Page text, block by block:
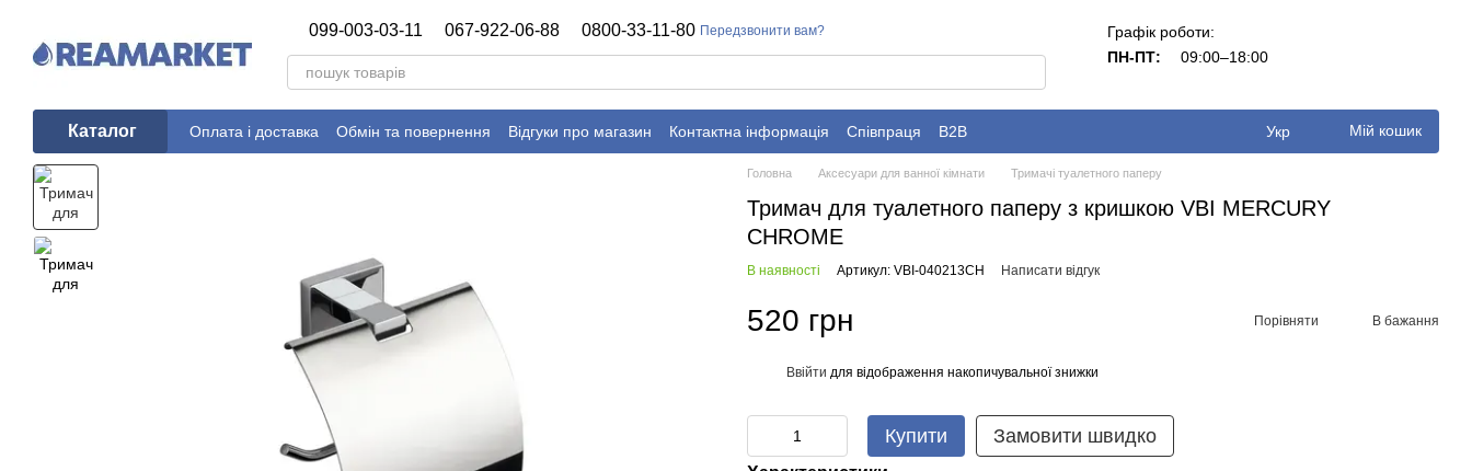
099-003-03-11 067-922-06-88 0800-33-11-80 Передзвонити вам?
Графік роботи:
ПН-ПТ:
09:00–18:00
Каталог Оплата і доставка Обмін та повернення Відгуки про магазин Контактна інформація Співпраця B2B Укр Мій кошик
Головна Аксесуари для ванної кімнати Тримачі туалетного паперу
Тримач для туалетного паперу з кришкою VBI MERCURY
CHROME
В наявності Артикул: VBI-040213CH Написати відгук
520 грн Порівняти В бажання
Ввійти для відображення накопичувальної знижки
Купити Замовити швидко